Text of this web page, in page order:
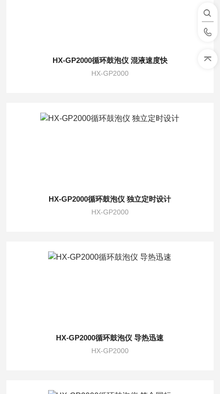
HX-GP2000循环鼓泡仪 混液速度快
HX-GP2000
HX-GP2000循环鼓泡仪 独立定时设计
HX-GP2000
HX-GP2000循环鼓泡仪 导热迅速
HX-GP2000